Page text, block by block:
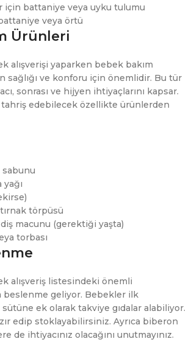
için battaniye veya uyku tulumu
veya örtü
Ürünleri
alışverişi yaparken bebek bakım
sağlığı ve konforu için önemlidir. Bu tür
sonrası ve hijyen ihtiyaçlarını kapsar.
edebilecek özellikte ürünlerden
sabunu
törpüsü
diş macunu (gerektiği yaşta)
torbası
alışveriş listesindeki önemli
beslenme geliyor. Bebekler ilk
ek olarak takviye gıdalar alabiliyor.
edip stoklayabilirsiniz. Ayrıca biberon
de ihtiyacınız olacağını unutmayınız.